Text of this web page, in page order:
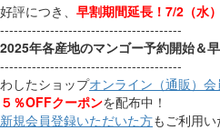
好評につき、 早割期間延長！7/2（水
----------------------------------------
2025年各産地のマンゴー予約開始＆
----------------------------------------
わしたショップオンライン（通販）会
５％OFFクーポンを配布中！
新規会員登録いただいた方もご利用い